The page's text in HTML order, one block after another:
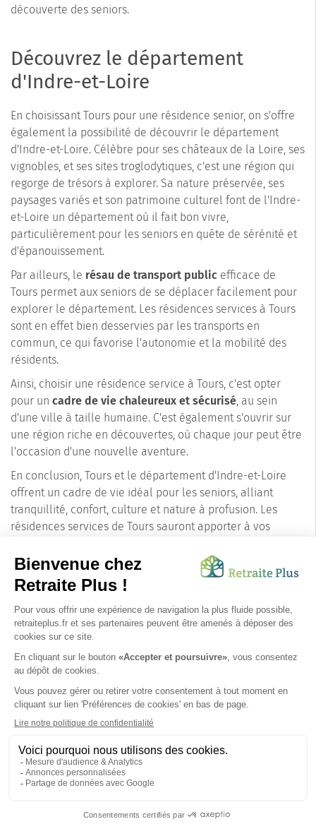
découverte des seniors.
Découvrez le département
d'Indre-et-Loire
En choisissant Tours pour une résidence senior, on s'offre
également la possibilité de découvrir le département
d'Indre-et-Loire. Célèbre pour ses châteaux de la Loire, ses
vignobles, et ses sites troglodytiques, c'est une région qui
regorge de trésors à explorer. Sa nature préservée, ses
paysages variés et son patrimoine culturel font de l'Indre-
et-Loire un département où il fait bon vivre,
particulièrement pour les seniors en quête de sérénité et
d'épanouissement.
Par ailleurs, le résau de transport public efficace de
Tours permet aux seniors de se déplacer facilement pour
explorer le département. Les résidences services à Tours
sont en effet bien desservies par les transports en
commun, ce qui favorise l'autonomie et la mobilité des
résidents.
Ainsi, choisir une résidence service à Tours, c'est opter
pour un cadre de vie chaleureux et sécurisé , au sein
d'une ville à taille humaine. C'est également s'ouvrir sur
une région riche en découvertes, où chaque jour peut être
l'occasion d'une nouvelle aventure.
En conclusion, Tours et le département d'Indre-et-Loire
offrent un cadre de vie idéal pour les seniors, alliant
tranquillité, confort, culture et nature à profusion. Les
résidences services de Tours sauront apporter à vos
préservant leur autonomie et en leur offrant des
opportunités diverses de loisirs et de découvertes.
services disponibles à Tours (37100), pour trouver celle qui
correspondra le mieux à vos attentes et à celles de vos
proches.
SUIVEZ-NOUS SUR :
Protection données personnelles
Nous vous informons de l'existence de la liste d'opposition